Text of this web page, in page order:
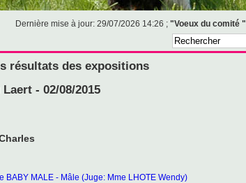
Dernière mise à jour: 29/07/2026 14:26 ; "Voeux du comité "
résultats des expositions
- 02/08/2015
BABY MALE - Mâle (Juge: Mme LHOTE Wendy)